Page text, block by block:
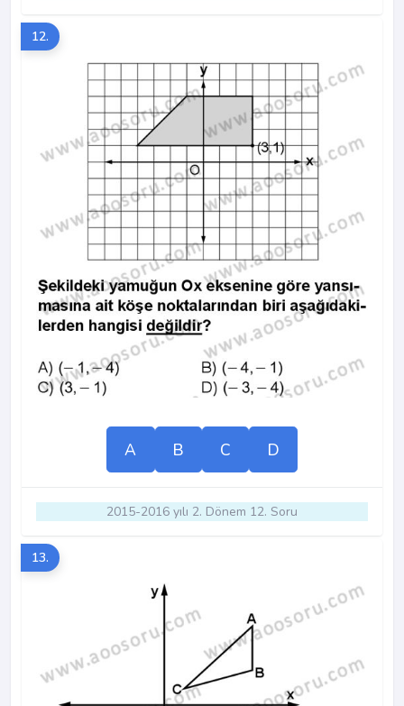
12.
A B C D
2015-2016 yılı 2. Dönem 12. Soru
13.